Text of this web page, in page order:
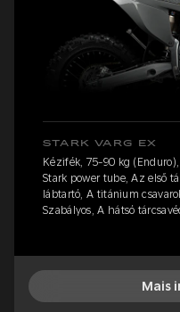
STARK VARG EX
Kézifék, 75-90 kg
Stark power tube, Az első
lábtartó, A titánium
Szabályos, A hátsó
Mais